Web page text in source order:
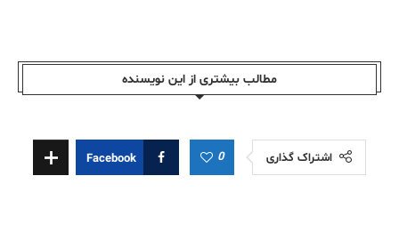
مطالب بیشتری از این نویسندە
اشتراک گذاری 0
Facebook